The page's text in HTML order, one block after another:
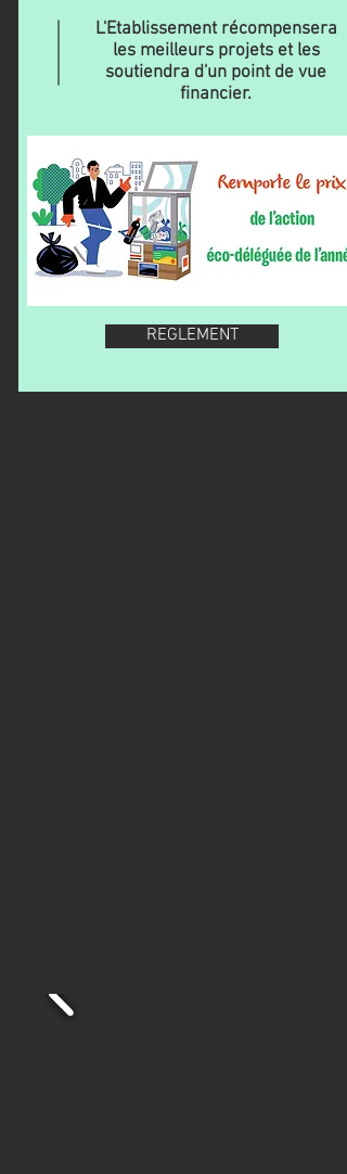
L'Etablissement récompensera
les meilleurs projets et les
soutiendra d'un point de vue
financier.
REGLEMENT